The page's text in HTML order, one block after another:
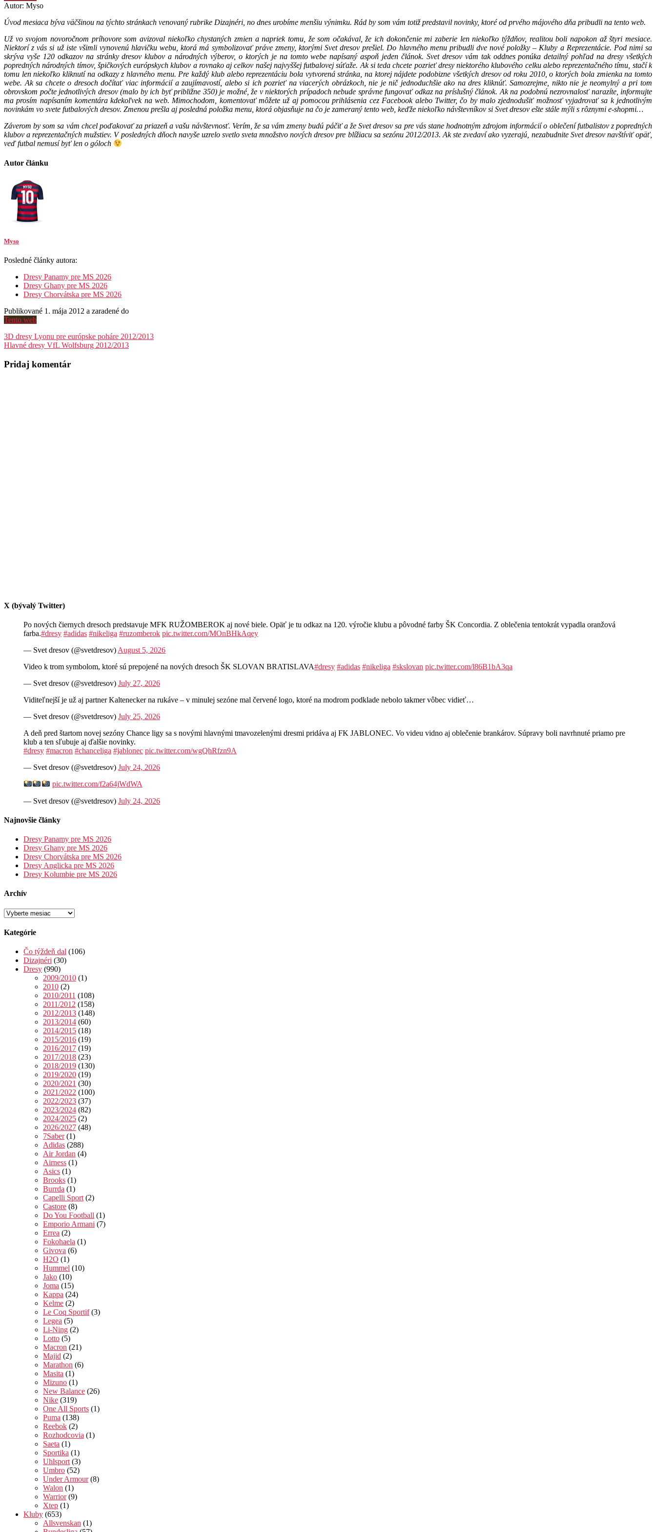
Autor: Myso
Úvod mesiaca býva väčšinou na týchto stránkach venovaný rubrike Dizajnéri, no dnes urobíme menšiu výnimku. Rád by som vám totiž predstavil novinky, ktoré od prvého májového dňa pribudli na tento web.
Už vo svojom novoročnom príhovore som avizoval niekoľko chystaných zmien a napriek tomu, že som očakával, že ich dokončenie mi zaberie len niekoľko týždňov, realitou boli napokon až štyri mesiace.
Niektorí z vás si už iste všimli vynovenú hlavičku webu, ktorá má symbolizovať práve zmeny, ktorými Svet dresov prešiel. Do hlavného menu pribudli dve nové položky – Kluby a Reprezentácie. Pod nimi sa
skrýva vyše 120 odkazov na stránky dresov klubov a národných výberov, o ktorých je na tomto webe napísaný aspoň jeden článok. Svet dresov vám tak oddnes ponúka detailný pohľad na dresy všetkých
popredných národných tímov, špičkových európskych klubov a rovnako aj celkov našej najvyššej futbalovej súťaže. Ak si teda chcete pozrieť dresy niektorého klubového celku alebo reprezentačného tímu, stačí k
tomu len niekoľko kliknutí na odkazy z hlavného menu. Pre každý klub alebo reprezentáciu bola vytvorená stránka, na ktorej nájdete podobizne všetkých dresov od roku 2010, o ktorých bola zmienka na tomto
webe. Ak sa chcete o dresoch dočítať viac informácií a zaujímavostí, alebo si ich pozrieť na viacerých obrázkoch, nie je nič jednoduchšie ako na dres kliknúť. Samozrejme, nikto nie je neomylný a pri tom
obrovskom počte jednotlivých dresov (malo by ich byť približne 350) je možné, že v niektorých prípadoch nebude správne fungovať odkaz na príslušný článok. Ak na podobnú nezrovnalosť narazíte, informujte
ma prosím napísaním komentára kdekoľvek na web. Mimochodom, komentovať môžete už aj pomocou prihlásenia cez Facebook alebo Twitter, čo by malo zjednodušiť možnosť vyjadrovať sa k jednotlivým
novinkám vo svete futbalových dresov. Zmenou prešla aj posledná položka menu, ktorá objasňuje na čo je zameraný tento web, keďže niekoľko návštevníkov si Svet dresov ešte stále mýli s rôznymi e-shopmi…
Záverom by som sa vám chcel poďakovať za priazeň a vašu návštevnosť. Verím, že sa vám zmeny budú páčiť a že Svet dresov sa pre vás stane hodnotným zdrojom informácií o oblečení futbalistov z popredných
klubov a reprezentačných mužstiev. V posledných dňoch navyše uzrelo svetlo sveta množstvo nových dresov pre blížiacu sa sezónu 2012/2013. Ak ste zvedaví ako vyzerajú, nezabudnite Svet dresov navštíviť opäť,
veď futbal nemusí byť len o góloch
Autor článku
Myso
Posledné články autora:
Dresy Panamy pre MS 2026
Dresy Ghany pre MS 2026
Dresy Chorvátska pre MS 2026
Publikované 1. mája 2012 a zaradené do
Tento web
Navigácia
v
článku
3D dresy Lyonu pre európske poháre 2012/2013
Hlavné dresy VfL Wolfsburg 2012/2013
Pridaj komentár
X (bývalý Twitter)
Po nových čiernych dresoch predstavuje MFK RUŽOMBEROK aj nové biele. Opäť je tu odkaz na 120. výročie klubu a pôvodné farby ŠK Concordia. Z oblečenia tentokrát vypadla oranžová
farba.#dresy #adidas #nikeliga #ruzomberok pic.twitter.com/MOnBHkAqey
— Svet dresov (@svetdresov) August 5, 2026
Video k trom symbolom, ktoré sú prepojené na nových dresoch ŠK SLOVAN BRATISLAVA#dresy #adidas #nikeliga #skslovan pic.twitter.com/l86B1bA3qa
— Svet dresov (@svetdresov) July 27, 2026
Viditeľnejší je už aj partner Kaltenecker na rukáve – v minulej sezóne mal červené logo, ktoré na modrom podklade nebolo takmer vôbec vidieť…
— Svet dresov (@svetdresov) July 25, 2026
A deň pred štartom novej sezóny Chance ligy sa s novými hlavnými tmavozelenými dresmi pridáva aj FK JABLONEC. Vo videu vidno aj oblečenie brankárov. Súpravy boli navrhnuté priamo pre
klub a ten sľubuje aj ďalšie novinky.
#dresy #macron #chanceliga #jablonec pic.twitter.com/wgQhRfzn9A
— Svet dresov (@svetdresov) July 24, 2026
pic.twitter.com/f2a64jWdWA
— Svet dresov (@svetdresov) July 24, 2026
Najnovšie články
Dresy Panamy pre MS 2026
Dresy Ghany pre MS 2026
Dresy Chorvátska pre MS 2026
Dresy Anglicka pre MS 2026
Dresy Kolumbie pre MS 2026
Archív
Archív
Kategórie
Čo týždeň dal (106)
Dizajnéri (30)
Dresy (990)
2009/2010 (1)
2010 (2)
2010/2011 (108)
2011/2012 (158)
2012/2013 (148)
2013/2014 (60)
2014/2015 (18)
2015/2016 (19)
2016/2017 (19)
2017/2018 (23)
2018/2019 (130)
2019/2020 (19)
2020/2021 (30)
2021/2022 (100)
2022/2023 (37)
2023/2024 (82)
2024/2025 (2)
2026/2027 (48)
7Saber(1)
Adidas (288)
Air Jordan (4)
Airness (1)
Asics (1)
Brooks (1)
Burrda (1)
Capelli Sport (2)
Castore (8)
Do You Football (1)
Emporio Armani (7)
Errea (2)
Fokohaela (1)
Givova (6)
H2O (1)
Hummel (10)
Jako (10)
Joma (15)
Kappa (24)
Kelme (2)
Le Coq Sportif(3)
Legea (5)
Li-Ning (2)
Lotto (5)
Macron (21)
Majid (2)
Marathon (6)
Masita (1)
Mizuno (1)
New Balance (26)
Nike (319)
One All Sports (1)
Puma (138)
Reebok (2)
Rozhodcovia (1)
Saeta (1)
Sportika (1)
Uhlsport (3)
Umbro (52)
Under Armour(8)
Walon (1)
Warrior(9)
Xtep (1)
Kluby (653)
Allsvenskan (1)